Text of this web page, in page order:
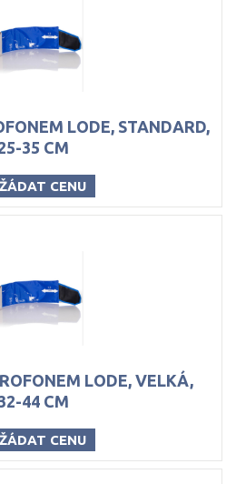
LODE, STANDARD,
35 CM
CENU
LODE, VELKÁ,
44 CM
CENU